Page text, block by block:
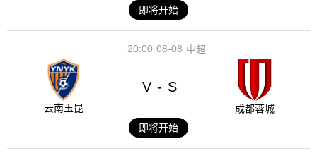
即将开始
08-08
20:00 中超
云南玉昆
V - S
成都蓉城
即将开始